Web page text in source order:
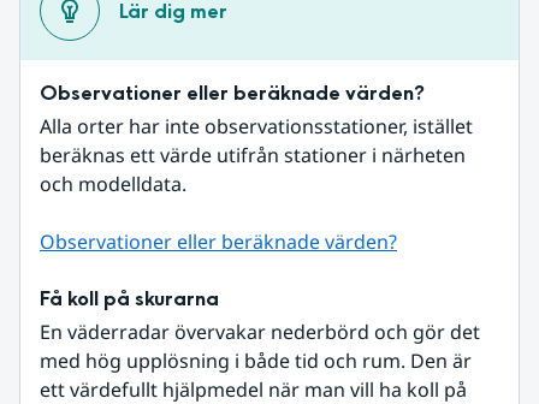
Lär dig mer
Observationer eller beräknade värden?
Alla orter har inte observationsstationer, istället
beräknas ett värde utifrån stationer i närheten
och modelldata.
Observationer eller beräknade värden?
Få koll på skurarna
En väderradar övervakar nederbörd och gör det
med hög upplösning i både tid och rum. Den är
ett värdefullt hjälpmedel när man vill ha koll på